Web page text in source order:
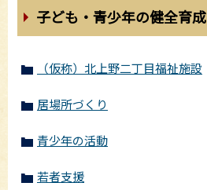
子ども・青少年の健全育成
（仮称）北上野二丁目福祉施設
居場所づくり
青少年の活動
若者支援